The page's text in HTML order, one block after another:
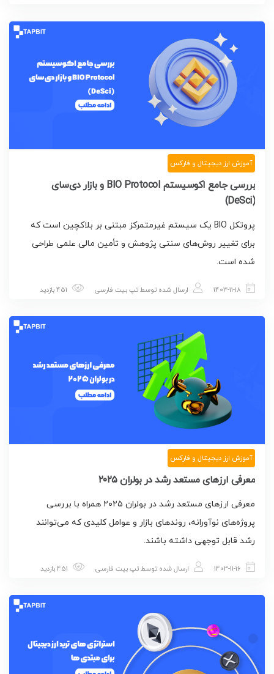
آموزش ارز دیجیتال و فارکس
بررسی جامع اکوسیستم BIO Protocol و بازار دی‌سای
(DeSci)
پروتکل BIO یک سیستم غیرمتمرکز مبتنی بر بلاکچین است که
برای تغییر روش‌های سنتی پژوهش و تأمین مالی علمی طراحی
شده است.
1403-11-18 ارسال شده توسطتپ بیت فارسی
آموزش ارز دیجیتال و فارکس
معرفی ارزهای مستعد رشد در بولران ۲۰۲۵
معرفی ارزهای مستعد رشد در بولران ۲۰۲۵ همراه با بررسی
پروژه‌های نوآورانه، روندهای بازار و عوامل کلیدی که می‌توانند
رشد قابل توجهی داشته باشند.
1403-11-16 ارسال شده توسطتپ بیت فارسی